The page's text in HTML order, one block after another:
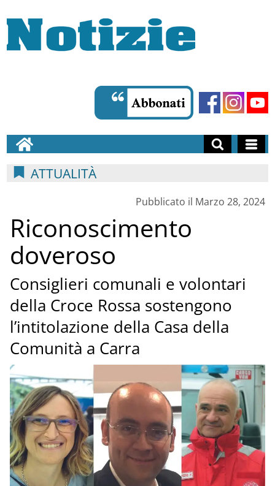
ATTUALITÀ
Pubblicato il Marzo 28, 2024
Riconoscimento
doveroso
Consiglieri comunali e volontari
della Croce Rossa sostengono
l’intitolazione della Casa della
Comunità a Carra